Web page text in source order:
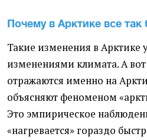
Почему в Арктике все так
Такие изменения в Арктике
изменениями климата. А
отражаются именно на
объясняют феноменом
Это эмпирическое
«нагревается» гораздо